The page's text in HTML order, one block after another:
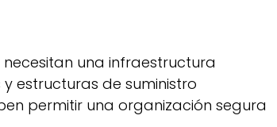
una infraestructura
estructuras de suministro
permitir una organización segura